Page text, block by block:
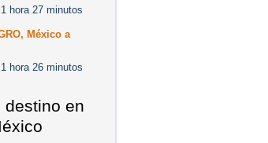
hora 27 minutos
México a
hora 26 minutos
destino en